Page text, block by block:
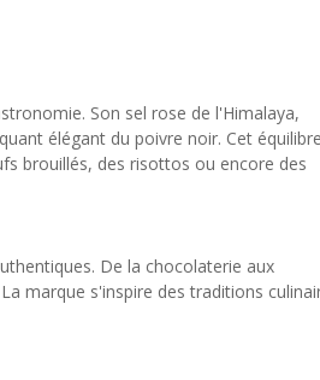
Son sel rose de l'Himalaya,
élégant du poivre noir. Cet équilibre
brouillés, des risottos ou encore des
De la chocolaterie aux
marque s'inspire des traditions